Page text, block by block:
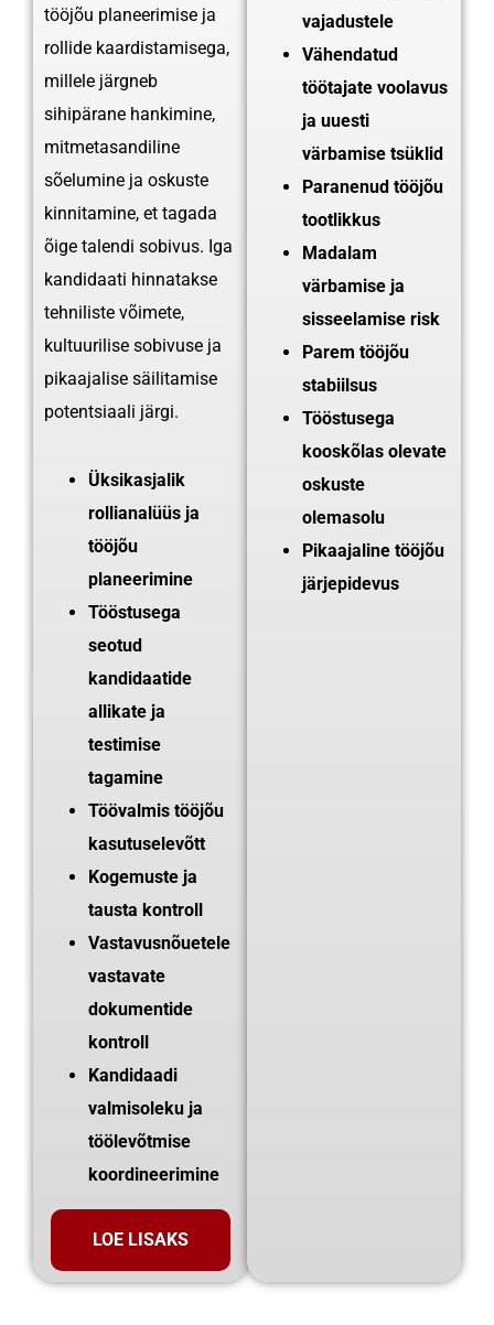
tööjõu planeerimise ja
rollide kaardistamisega,
millele järgneb
sihipärane hankimine,
mitmetasandiline
sõelumine ja oskuste
kinnitamine, et tagada
õige talendi sobivus. Iga
kandidaati hinnatakse
tehniliste võimete,
kultuurilise sobivuse ja
pikaajalise säilitamise
potentsiaali järgi.
Üksikasjalik
rollianalüüs ja
tööjõu
planeerimine
Tööstusega
seotud
kandidaatide
allikate ja
testimise
tagamine
Töövalmis tööjõu
kasutuselevõtt
Kogemuste ja
tausta kontroll
Vastavusnõuetele
vastavate
dokumentide
kontroll
Kandidaadi
valmisoleku ja
töölevõtmise
koordineerimine
LOE LISAKS
vajadustele
Vähendatud
töötajate voolavus
ja uuesti
värbamise tsüklid
Paranenud tööjõu
tootlikkus
Madalam
värbamise ja
sisseelamise risk
Parem tööjõu
stabiilsus
Tööstusega
kooskõlas olevate
oskuste
olemasolu
Pikaajaline tööjõu
järjepidevus